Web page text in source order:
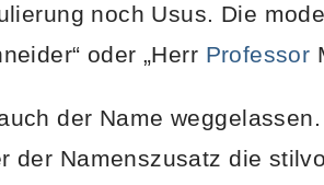
noch Usus. Die
oder „Herr Professor
der Name
der Namenszusatz die